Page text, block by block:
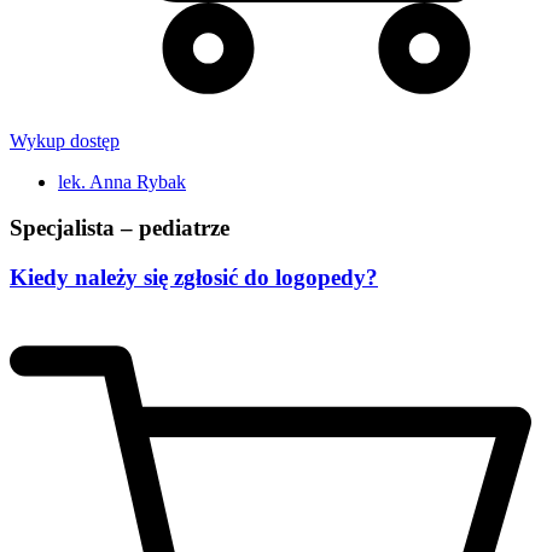
Wykup dostęp
lek. Anna Rybak
Specjalista – pediatrze
Kiedy należy się zgłosić do logopedy?